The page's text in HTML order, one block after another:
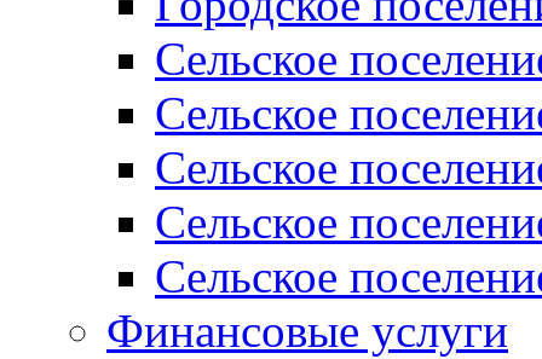
Сельское
Сельское
Сельское
Сельское
Сельское
Финансовые услуги